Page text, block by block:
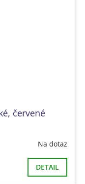
červené
Na dotaz
DETAIL